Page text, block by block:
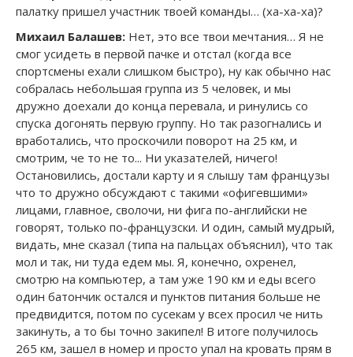
палатку пришел участник твоей команды… (ха-ха-ха)?
Михаил Балашев: Нет, это все твои мечтания… Я не
смог усидеть в первой пачке и отстал (когда все
спортсмены ехали слишком быстро), ну как обычно нас
собралась небольшая группа из 5 человек, и мы
дружно доехали до конца перевала, и ринулись со
спуска догонять первую группу. Но так разогнались и
вработались, что проскочили поворот на 25 км, и
смотрим, че то не то... Ни указателей, ничего!
Остановились, достали карту и я слышу там французы
что то дружно обсуждают с такими «офигевшими»
лицами, главное, сволочи, ни фига по-английски не
говорят, только по-французски. И один, самый мудрый,
видать, мне сказал (типа на пальцах объяснил), что так
мол и так, ни туда едем мы. Я, конечно, охренел,
смотрю на компьютер, а там уже 190 км и еды всего
один батончик остался и пунктов питания больше не
предвидится, потом по сусекам у всех просил че нить
закинуть, а то бы точно закипел! В итоге получилось
265 км, зашел в номер и просто упал на кровать прям в